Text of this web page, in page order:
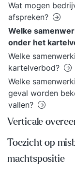
Wat mogen
afspreken?
Welke
onder het
Welke
kartelverbod?
Welke
geval worden
vallen?
Verticale
Toezicht op
machtspositie